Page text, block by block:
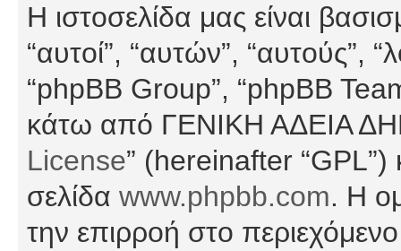
Η ιστοσελίδα μας είναι
“αυτοί”, “αυτών”, “αυτούς”,
“phpBB Group”, “phpBB
κάτω από ΓΕΝΙΚΗ ΑΔΕΙΑ
License” (hereinafter “GPL”)
σελίδα www.phpbb.com. Η
την επιρροή στο